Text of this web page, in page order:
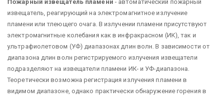
Пожарный извещатель пламени - автоматический пожарный
извещатель, реагирующий на электромагнитное излучение
пламени или тлеющего очага. В излучении пламени присутствуют
электромагнитные колебания как в инфракрасном (ИК), так и
ультрафиолетовом (УФ) диапазонах длин волн. В зависимости от
диапазона длин волн регистрируемого излучения извещатели
подразделяют на извещатели пламени ИК- и УФ-диапазона.
Теоретически возможна регистрация излучения пламени в
видимом диапазоне, однако практически обнаружение горения в